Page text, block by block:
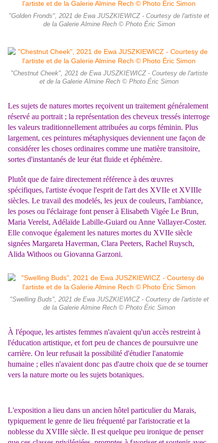
"Golden Fronds", 2021 de Ewa JUSZKIEWICZ - Courtesy de l'artiste et
de la Galerie Almine Rech © Photo Éric Simon
"Chestnut Cheek", 2021 de Ewa JUSZKIEWICZ - Courtesy de l'artiste
et de la Galerie Almine Rech © Photo Éric Simon
Les sujets de natures mortes reçoivent un traitement généralement
réservé au portrait ; la représentation des cheveux tressés interroge
les valeurs traditionnellement attribuées au corps féminin. Plus
largement, ces peintures métaphysiques deviennent une façon de
considérer les choses ordinaires comme une matière transitoire,
sortes d'instantanés de leur état fluide et éphémère.
Plutôt que de faire directement référence à des œuvres
spécifiques, l'artiste évoque l'esprit de l'art des XVIIe et XVIIIe
siècles. Le travail des modelés, les jeux de couleurs, l'ambiance,
les poses ou l'éclairage font penser à Elisabeth Vigée Le Brun,
Maria Verelst, Adélaïde Labille-Guiard ou Anne Vallayer-Coster.
Elle convoque également les natures mortes du XVIIe siècle
signées Margareta Haverman, Clara Peeters, Rachel Ruysch,
Alida Withoos ou Giovanna Garzoni.
"Swelling Buds", 2021 de Ewa JUSZKIEWICZ - Courtesy de l'artiste et
de la Galerie Almine Rech © Photo Éric Simon
À l'époque, les artistes femmes n'avaient qu'un accès restreint à
l'éducation artistique, et fort peu de chances de poursuivre une
carrière. On leur refusait la possibilité d'étudier l'anatomie
humaine ; elles n'avaient donc pas d'autre choix que de se tourner
vers la nature morte ou les sujets botaniques.
L'exposition a lieu dans un ancien hôtel particulier du Marais,
typiquement le genre de lieu fréquenté par l'aristocratie et la
noblesse du XVIIIe siècle. Il est quelque peu ironique de penser